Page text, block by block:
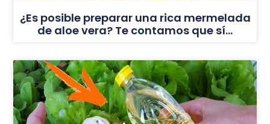
¿Es posible preparar una rica mermelada
de aloe vera? Te contamos que sí…